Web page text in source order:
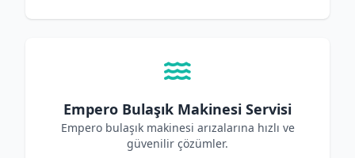
Empero Bulaşık Makinesi Servisi
Empero bulaşık makinesi arızalarına hızlı ve
güvenilir çözümler.